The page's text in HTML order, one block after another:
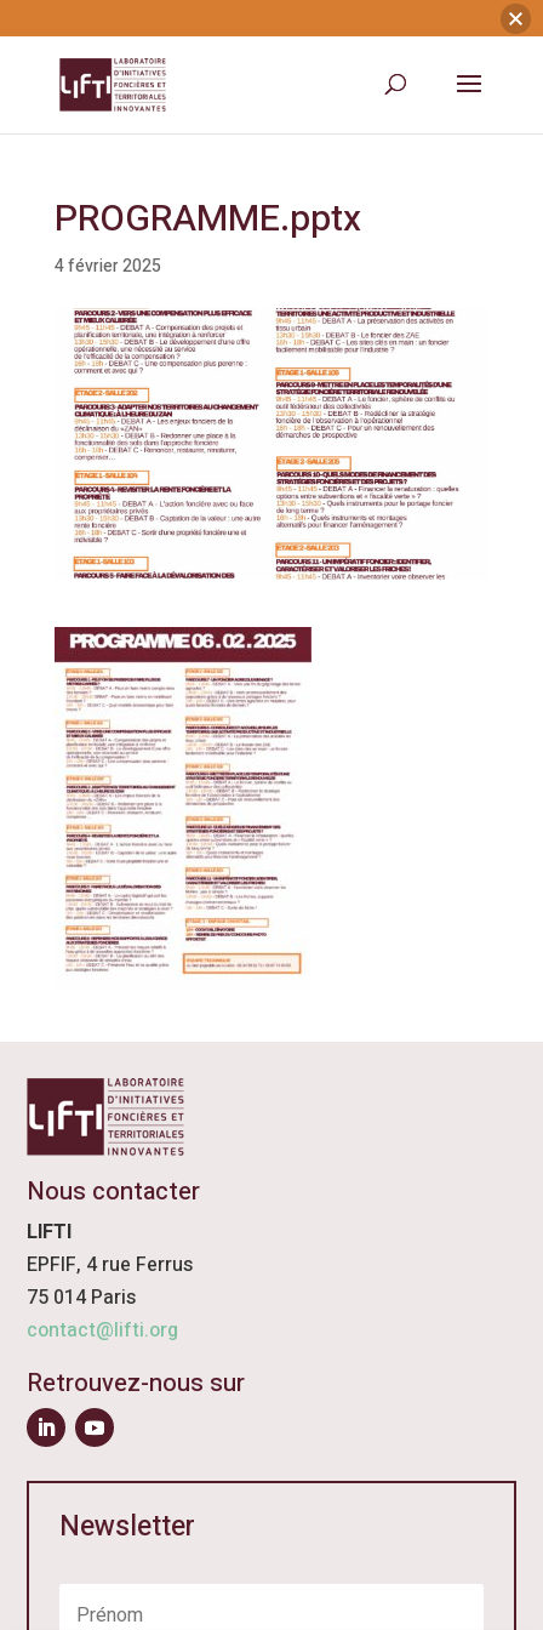
PROGRAMME.pptx
4 février 2025
Nous contacter
LIFTI
EPFIF, 4 rue Ferrus
75 014 Paris
contact@lifti.org
Retrouvez-nous sur
Newsletter